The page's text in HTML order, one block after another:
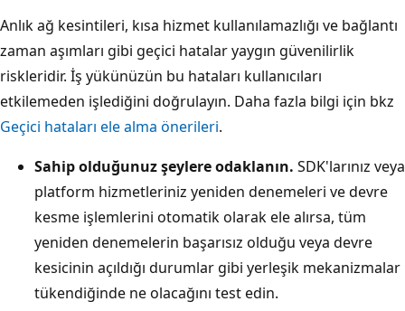
Anlık ağ kesintileri, kısa hizmet kullanılamazlığı ve bağlantı
zaman aşımları gibi geçici hatalar yaygın güvenilirlik
riskleridir. İş yükünüzün bu hataları kullanıcıları
etkilemeden işlediğini doğrulayın. Daha fazla bilgi için bkz
Geçici hataları ele alma önerileri.
Sahip olduğunuz şeylere odaklanın. SDK'larınız veya
platform hizmetleriniz yeniden denemeleri ve devre
kesme işlemlerini otomatik olarak ele alırsa, tüm
yeniden denemelerin başarısız olduğu veya devre
kesicinin açıldığı durumlar gibi yerleşik mekanizmalar
tükendiğinde ne olacağını test edin.